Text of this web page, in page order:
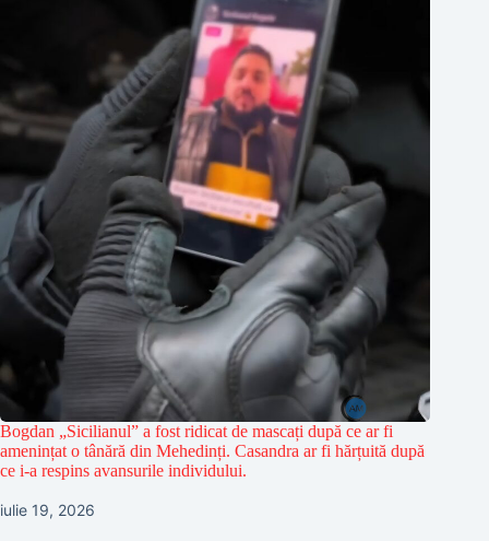
Bogdan „Sicilianul” a fost ridicat de mascați după ce ar fi
amenințat o tânără din Mehedinți. Casandra ar fi hărțuită după
ce i-a respins avansurile individului.
iulie 19, 2026